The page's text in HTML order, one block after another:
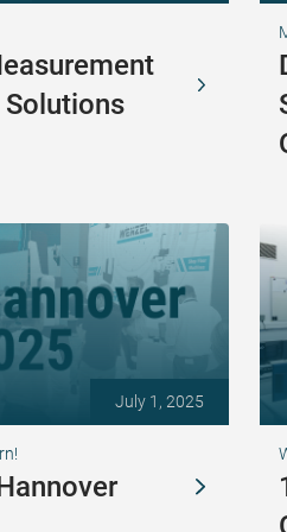
July 1, 2025